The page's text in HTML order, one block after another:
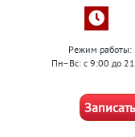
Режим работы:
Пн–Вс: с 9:00 до